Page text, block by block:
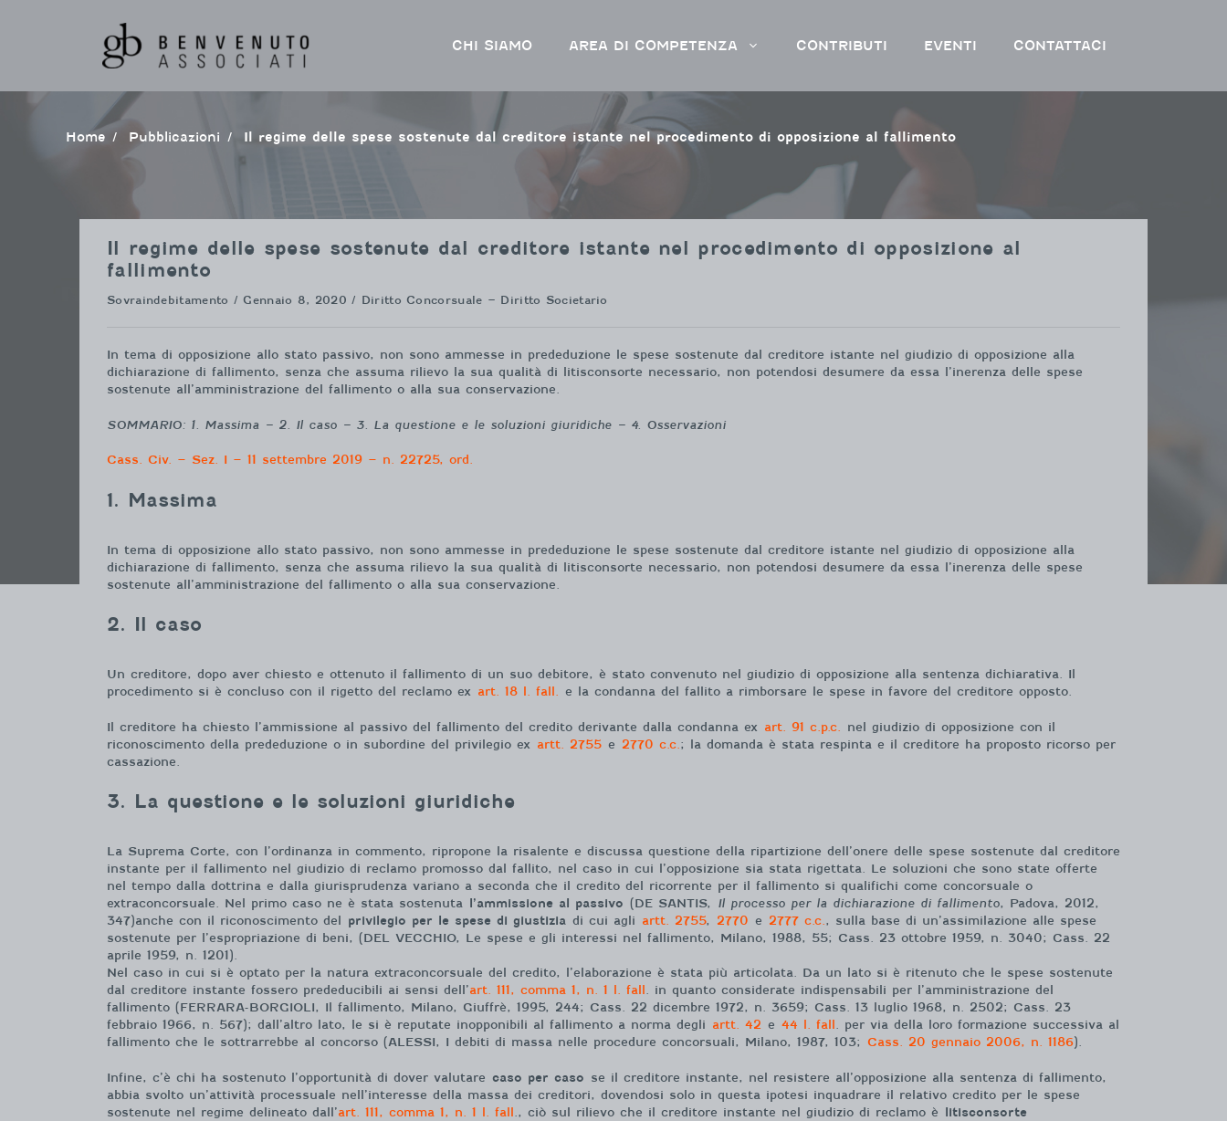
CHI SIAMO AREA DI COMPETENZA CONTRIBUTI EVENTI CONTATTACI
Home pubblicazioni Il regime delle spese sostenute dal creditore istante nel procedimento di opposizione al fallimento
Il regime delle spese sostenute dal creditore istante nel procedimento di opposizione al
fallimento
Sovraindebitamento / Gennaio 8, 2020 / Diritto Concorsuale – Diritto Societario
In tema di opposizione allo stato passivo, non sono ammesse in prededuzione le spese sostenute dal creditore istante nel giudizio di opposizione alla
dichiarazione di fallimento, senza che assuma rilievo la sua qualità di litisconsorte necessario, non potendosi desumere da essa l’inerenza delle spese
sostenute all’amministrazione del fallimento o alla sua conservazione.
SOMMARIO: 1. Massima – 2. Il caso – 3. La questione e le soluzioni giuridiche – 4. Osservazioni
Cass. Civ. – Sez. I – 11 settembre 2019 – n. 22725, ord.
1. Massima
In tema di opposizione allo stato passivo, non sono ammesse in prededuzione le spese sostenute dal creditore istante nel giudizio di opposizione alla
dichiarazione di fallimento, senza che assuma rilievo la sua qualità di litisconsorte necessario, non potendosi desumere da essa l’inerenza delle spese
sostenute all’amministrazione del fallimento o alla sua conservazione.
2. Il caso
Un creditore, dopo aver chiesto e ottenuto il fallimento di un suo debitore, è stato convenuto nel giudizio di opposizione alla sentenza dichiarativa. Il
procedimento si è concluso con il rigetto del reclamo ex art. 18 l. fall. e la condanna del fallito a rimborsare le spese in favore del creditore opposto.
Il creditore ha chiesto l’ammissione al passivo del fallimento del credito derivante dalla condanna ex art. 91 c.p.c.
nel giudizio di opposizione con il
riconoscimento della prededuzione o in subordine del privilegio ex artt. 2755 e 2770 c.c. ; la domanda è stata respinta e il creditore ha proposto ricorso per
cassazione.
3. La questione e le soluzioni giuridiche
La Suprema Corte, con l’ordinanza in commento, ripropone la risalente e discussa questione della ripartizione dell’onere delle spese sostenute dal creditore
instante per il fallimento nel giudizio di reclamo promosso dal fallito, nel caso in cui l’opposizione sia stata rigettata. Le soluzioni che sono state offerte
nel tempo dalla dottrina e dalla giurisprudenza variano a seconda che il credito del ricorrente per il fallimento si qualifichi come concorsuale o
extraconcorsuale. Nel primo caso ne è stata sostenuta
l’ammissione al passivo (DE SANTIS, Il processo per la dichiarazione di fallimento, Padova, 2012,
347)anche con il riconoscimento del privilegio per le spese di giustizia di cui agli artt. 2755, 2770 e 2777 c.c., sulla base di un’assimilazione alle spese
sostenute per l’espropriazione di beni, (DEL VECCHIO, Le spese e gli interessi nel fallimento, Milano, 1988, 55; Cass. 23 ottobre 1959, n. 3040; Cass. 22
aprile 1959, n. 1201).
Nel caso in cui si è optato per la natura extraconcorsuale del credito, l’elaborazione è stata più articolata. Da un lato si è ritenuto che le spese sostenute
dal creditore instante fossero prededucibili ai sensi dell’art. 111, comma 1, n. 1 l. fall . in quanto considerate indispensabili per l’amministrazione del
fallimento (FERRARA-BORGIOLI, Il fallimento, Milano, Giuffrè, 1995, 244; Cass. 22 dicembre 1972, n. 3659; Cass. 13 luglio 1968, n. 2502; Cass. 23
febbraio 1966, n. 567); dall’altro lato, le si è reputate inopponibili al fallimento a norma degli artt. 42 e 44 l. fall . per via della loro formazione successiva al
fallimento che le sottrarrebbe al concorso (ALESSI, I debiti di massa nelle procedure concorsuali, Milano, 1987, 103; Cass. 20 gennaio 2006, n. 1186).
Infine, c’è chi ha sostenuto l’opportunità di dover valutare caso per caso se il creditore instante, nel resistere all’opposizione alla sentenza di fallimento,
abbia svolto un’attività processuale nell’interesse della massa dei creditori, dovendosi solo in questa ipotesi inquadrare il relativo credito per le spese
sostenute nel regime delineato dall’art. 111, comma 1, n. 1 l. fall ., ciò sul rilievo che il creditore instante nel giudizio di reclamo è litisconsorte